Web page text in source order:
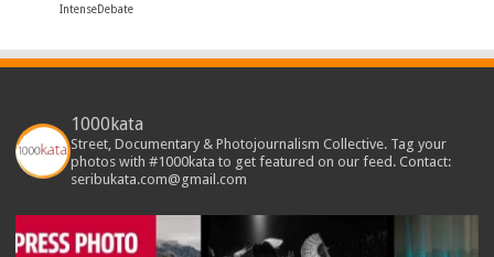
IntenseDebate
1000kata
Street, Documentary & Photojournalism Collective. Tag your
photos with #1000kata to get featured on our feed. Contact:
seribukata.com@gmail.com